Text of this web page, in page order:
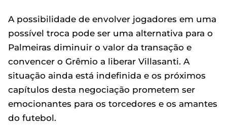
A possibilidade de envolver jogadores em uma
possível troca pode ser uma alternativa para o
Palmeiras diminuir o valor da transação e
convencer o Grêmio a liberar Villasanti. A
situação ainda está indefinida e os próximos
capítulos desta negociação prometem ser
emocionantes para os torcedores e os amantes
do futebol.